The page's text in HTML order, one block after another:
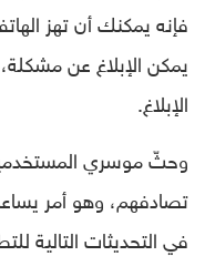
فإنه يمكنك أن تهز
يمكن الإبلاغ عن
الإبلاغ.
وحثّ موسري
تصادفهم، وهو أمر
في التحديثات التالية